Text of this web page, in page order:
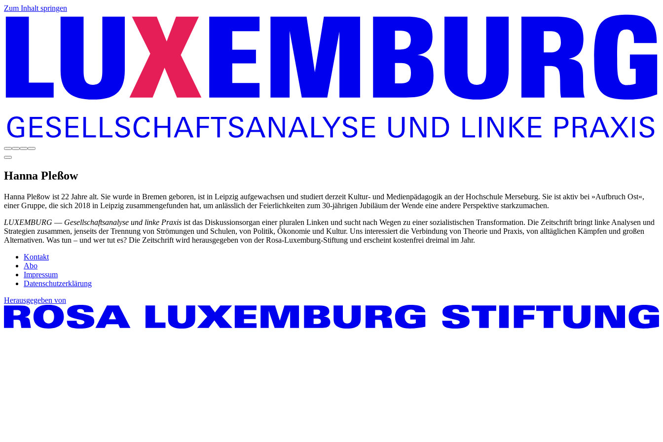
Zum Inhalt springen
Hanna Pleßow
Hanna Pleßow ist 22 Jahre alt. Sie wurde in Bremen geboren, ist in Leipzig aufgewachsen und studiert derzeit Kultur- und Medienpädagogik an der Hochschule Merseburg. Sie ist aktiv bei »Aufbruch Ost«,
einer Gruppe, die sich 2018 in Leipzig zusammengefunden hat, um anlässlich der Feierlichkeiten zum 30-jährigen Jubiläum der Wende eine andere Perspektive starkzumachen.
LUXEMBURG — Gesellschaftsanalyse und linke Praxis ist das Diskussionsorgan einer pluralen Linken und sucht nach Wegen zu einer sozialistischen Transformation. Die Zeitschrift bringt linke Analysen und
Strategien zusammen, jenseits der Trennung von Strömungen und Schulen, von Politik, Ökonomie und Kultur. Uns interessiert die Verbindung von Theorie und Praxis, von alltäglichen Kämpfen und großen
Alternativen. Was tun – und wer tut es? Die Zeitschrift wird herausgegeben von der Rosa-Luxemburg-Stiftung und erscheint kostenfrei dreimal im Jahr.
Kontakt
Abo
Impressum
Datenschutzerklärung
Herausgegeben von